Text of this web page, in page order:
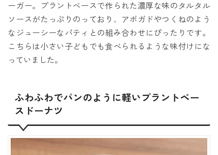
ーガー。プラントベースで作られた濃厚な味のタルタル
ソースがたっぷりのっており、アボガドやつくねのよう
なジューシーなパティとの組み合わせにぴったりです。
こちらは小さい子どもでも食べられるような味付けにな
っていました。
ふわふわでパンのように軽いプラントベー
スドーナツ